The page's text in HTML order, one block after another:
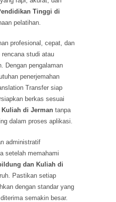
Tinggi di
pelatihan.
profesional, cepat, dan
studi atau
Dengan pengalaman
penerjemahan
Transfer siap
berkas sesuai
di Jerman tanpa
dalam proses aplikasi.
administratif
setelah memahami
dan Kuliah di
Pastikan setiap
dengan standar yang
semakin besar.